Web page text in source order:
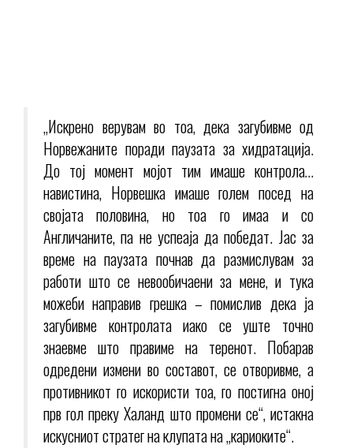
„Искрено верувам во тоа, дека загубивме од
Норвежаните поради паузата за хидратација.
До тој момент мојот тим имаше контрола…
навистина, Норвешка имаше голем посед на
својата половина, но тоа го имаа и со
Англичаните, па не успеаја да победат. Јас за
време на паузата почнав да размислувам за
работи што се невообичаени за мене, и тука
можеби направив грешка – помислив дека ја
загубивме контролата иако се уште точно
знаевме што правиме на теренот. Побарав
одредени измени во составот, се отворивме, а
противникот го искористи тоа, го постигна оној
прв гол преку Халанд што промени се“, истакна
искусниот стратег на клупата на „кариоките“.